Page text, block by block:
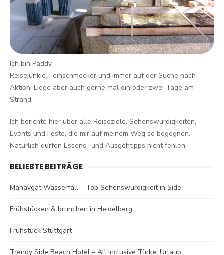
Ich bin Paddy.
Reisejunkie, Feinschmecker und immer auf der Suche nach
Aktion. Liege aber auch gerne mal ein oder zwei Tage am
Strand.
Ich berichte hier über alle Reiseziele, Sehenswürdigkeiten,
Events und Feste, die mir auf meinem Weg so begegnen.
Natürlich dürfen Essens- und Ausgehtipps nicht fehlen.
BELIEBTE BEITRÄGE
Manavgat Wasserfall – Top Sehenswürdigkeit in Side
Frühstücken & brunchen in Heidelberg
Frühstück Stuttgart
Trendy Side Beach Hotel – All Inclusive Türkei Urlaub